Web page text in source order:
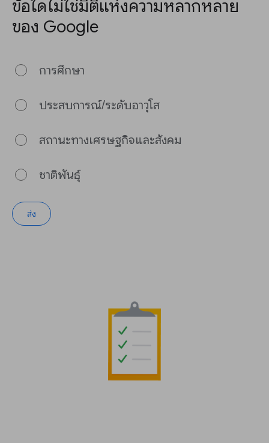
ข้อใดไม่ใช่มิติแห่งความหลากหลาย
ของ Google
การศึกษา
ประสบการณ์/ระดับอาวุโส
สถานะทางเศรษฐกิจและสังคม
ชาติพันธุ์
ส่ง